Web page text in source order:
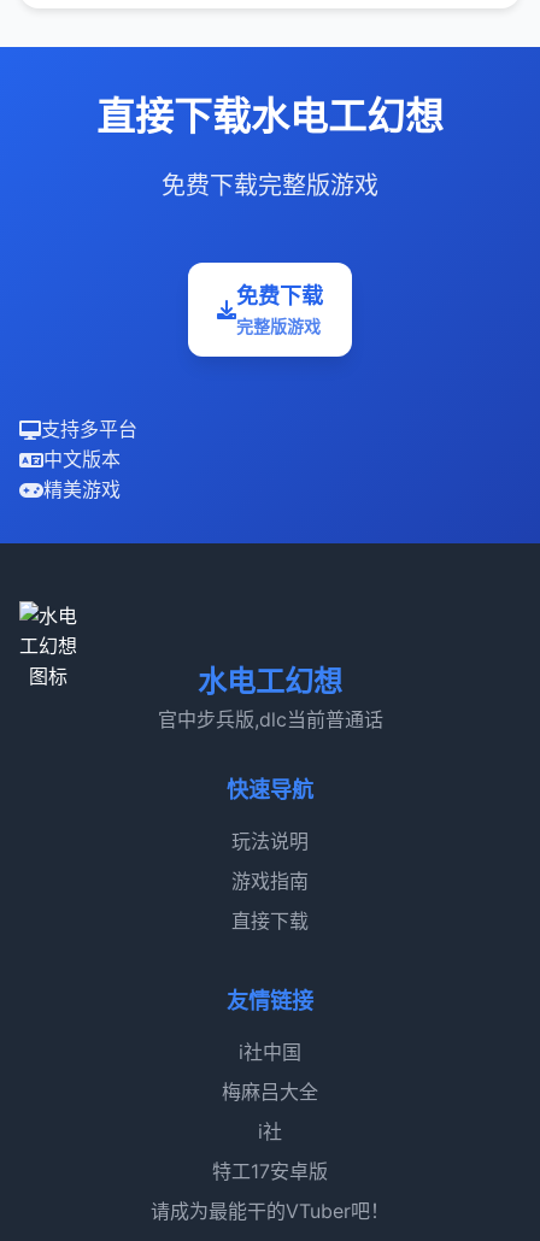
直接下载水电工幻想
免费下载完整版游戏
免费下载
完整版游戏
支持多平台
中文版本
精美游戏
水电工幻想
官中步兵版,dlc当前普通话
快速导航
玩法说明
游戏指南
直接下载
友情链接
i社中国
梅麻吕大全
i社
特工17安卓版
请成为最能干的VTuber吧！